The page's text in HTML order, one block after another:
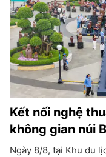
Kết nối nghệ
không gian núi
Ngày 8/8, tại Khu du